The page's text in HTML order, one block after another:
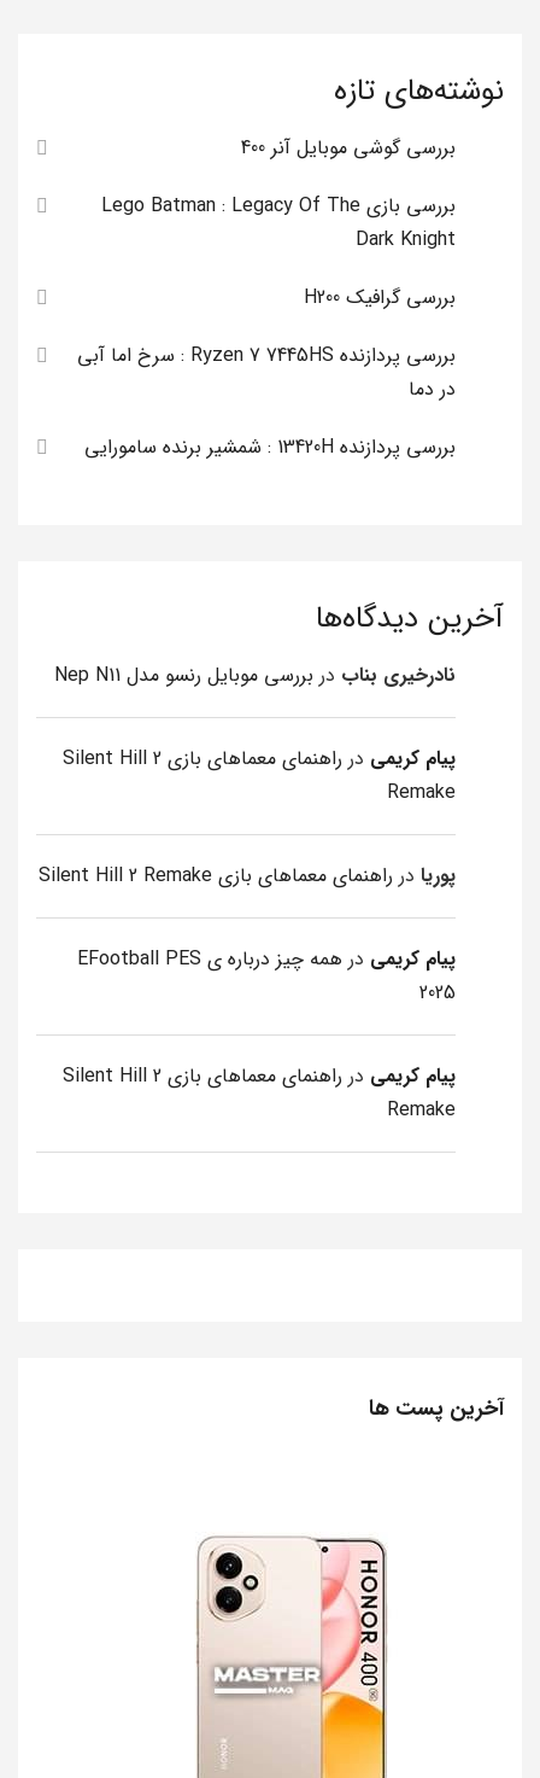
نوشته‌های تازه
بررسی گوشی موبایل آنر 400
بررسی بازی Lego Batman : Legacy Of The
Dark Knight
بررسی گرافیک H200
بررسی پردازنده Ryzen 7 7445HS : سرخ اما آبی
در دما
بررسی پردازنده 13420H : شمشیر برنده سامورایی
آخرین دیدگاه‌ها
نادرخیری بناب در بررسی موبایل رنسو مدل Nep N11
پیام کریمی در
راهنمای معماهای بازی Silent Hill 2
Remake
پوریا در راهنمای معماهای بازی Silent Hill 2 Remake
پیام کریمی در
همه چیز درباره ی EFootball PES
2025
پیام کریمی در
راهنمای معماهای بازی Silent Hill 2
Remake
آخرین پست ها